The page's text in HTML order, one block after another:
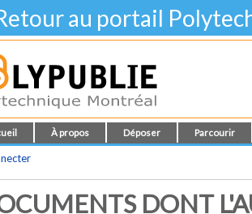
au portail
À propos Déposer Parcourir
DONT